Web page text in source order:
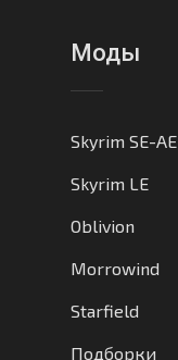
Моды
Skyrim SE-AE
Skyrim LE
Oblivion
Morrowind
Starfield
Подборки